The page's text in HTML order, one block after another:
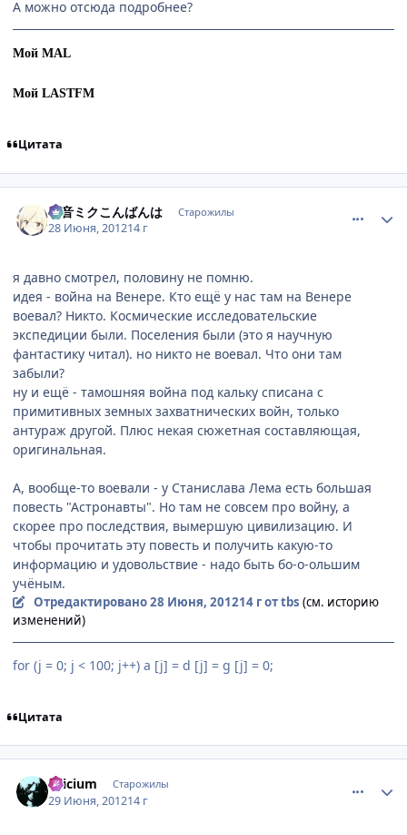
А можно отсюда подробнее?
Мой MAL
Мой LASTFM
Цитата
初音ミクこんばんは Старожилы
28 Июня, 201214 г
я давно смотрел, половину не помню.
идея - война на Венере. Кто ещё у нас там на Венере
воевал? Никто. Космические исследовательские
экспедиции были. Поселения были (это я научную
фантастику читал). но никто не воевал. Что они там
забыли?
ну и ещё - тамошняя война под кальку списана с
примитивных земных захватнических войн, только
антураж другой. Плюс некая сюжетная составляющая,
оригинальная.
А, вообще-то воевали - у Cтанислава Лема есть большая
повесть "Астронавты". Но там не совсем про войну, а
скорее про последствия, вымершую цивилизацию. И
чтобы прочитать эту повесть и получить какую-то
информацию и удовольствие - надо быть бо-о-ольшим
учёным.
Отредактировано28 Июня, 201214 гот tbs (см. историю
изменений)
for (j = 0; j < 100; j++) a [j] = d [j] = g [j] = 0;
Цитата
Silicium Старожилы
29 Июня, 201214 г